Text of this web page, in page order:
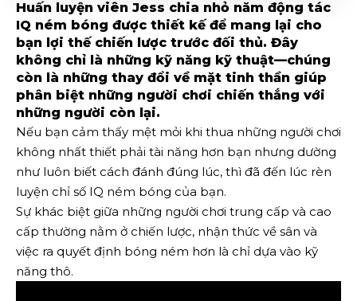
Huấn luyện viên Jess chia nhỏ năm động tác
IQ ném bóng được thiết kế để mang lại cho
bạn lợi thế chiến lược trước đối thủ. Đây
không chỉ là những kỹ năng kỹ thuật—chúng
còn là những thay đổi về mặt tinh thần giúp
phân biệt những người chơi chiến thắng với
những người còn lại.
Nếu bạn cảm thấy mệt mỏi khi thua những người chơi
không nhất thiết phải tài năng hơn bạn nhưng dường
như luôn biết cách đánh đúng lúc, thì đã đến lúc rèn
luyện chỉ số IQ ném bóng của bạn.
Sự khác biệt giữa những người chơi trung cấp và cao
cấp thường nằm ở chiến lược, nhận thức về sân và
việc ra quyết định bóng ném hơn là chỉ dựa vào kỹ
năng thô.